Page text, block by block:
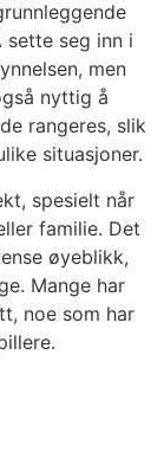
sette seg inn i
men
nyttig å
rangeres, slik
situasjoner.
spesielt når
familie. Det
øyeblikk,
Mange har
noe som har